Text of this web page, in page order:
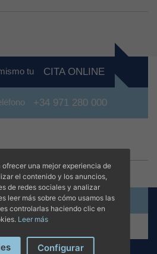
tu CITA ONLINE
+34 971 280 000
cita online
971 280 000
una mejor experiencia de
el contenido y los anuncios,
de redes sociales y analizar
leer más sobre cómo usamos las
controlarlas haciendo clic en
Leer más
Configurar